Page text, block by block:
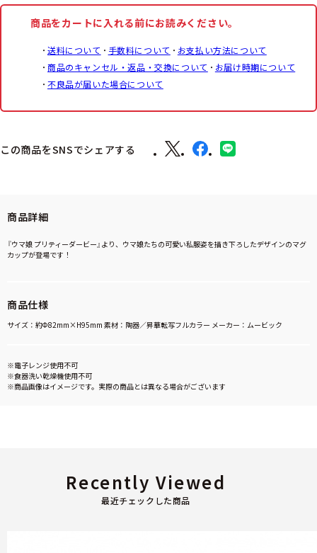
商品をカートに入れる前にお読みください。
送料について 手数料について
お支払い方法について
商品のキャンセル・返品・交換について
お届け時期について
不良品が届いた場合について
この商品をSNSでシェアする
商品詳細
『ウマ娘 プリティーダービー』より、ウマ娘たちの可愛い私服姿を描き下ろしたデザインのマグ
カップが登場です！
商品仕様
サイズ：約Ф82mm×H95mm 素材：陶器／昇華転写フルカラー メーカー：ムービック
※電子レンジ使用不可
※食器洗い乾燥機使用不可
※商品画像はイメージです。実際の商品とは異なる場合がございます
最近チェックした商品
Recently Viewed